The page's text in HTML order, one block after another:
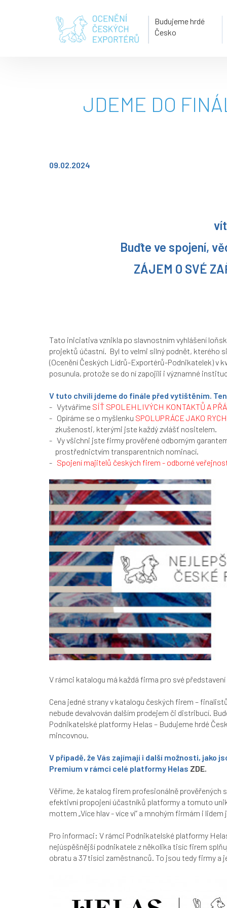
Budujeme hrdé
Česko
JDEME DO
09.02.2024
Buďte ve spojení,
ZÁJEM O SVÉ
Tato iniciativa vznikla po slavnostním vyhlášení
projektů účastní. Byl to velmi silný podnět, kterého
(Ocenění Českých Lídrů-Exportérů-Podnikatelek) v
posunula, protože se do ní zapojili i významné
V tuto chvíli jdeme do finále před vytištěním.
- Vytváříme SÍŤ SPOLEHLIVÝCH KONTAKTŮ A
- Opíráme se o myšlenku SPOLUPRÁCE JAKO
zkušenosti, kterými jste každý zvlášť nositelem.
- Vy všichni jste firmy prověřené odborným
prostřednictvím transparentních nominací.
- Spojení majitelů českých firem - odborné
V rámci katalogu má každá firma pro své
Cena jedné strany v katalogu českých firem –
nebude devalvován dalším prodejem či distribucí.
Podnikatelské platformy Helas – Budujeme hrdé
mincovnou.
V případě, že Vás zajímají i další možnosti, jako
Premium v rámci celé platformy Helas ZDE.
Věříme, že katalog firem profesionálně prověřených
efektivní propojení účastníků platformy a tomuto
mottem „Více hlav - více ví“ a mnohým firmám i
Pro informaci: V rámci Podnikatelské platformy
nejúspěšnější podnikatele z několika tisíc firem
obratu a 37 tisíci zaměstnanců. To jsou tedy firmy